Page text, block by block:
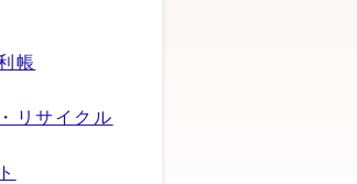
帳
リサイクル